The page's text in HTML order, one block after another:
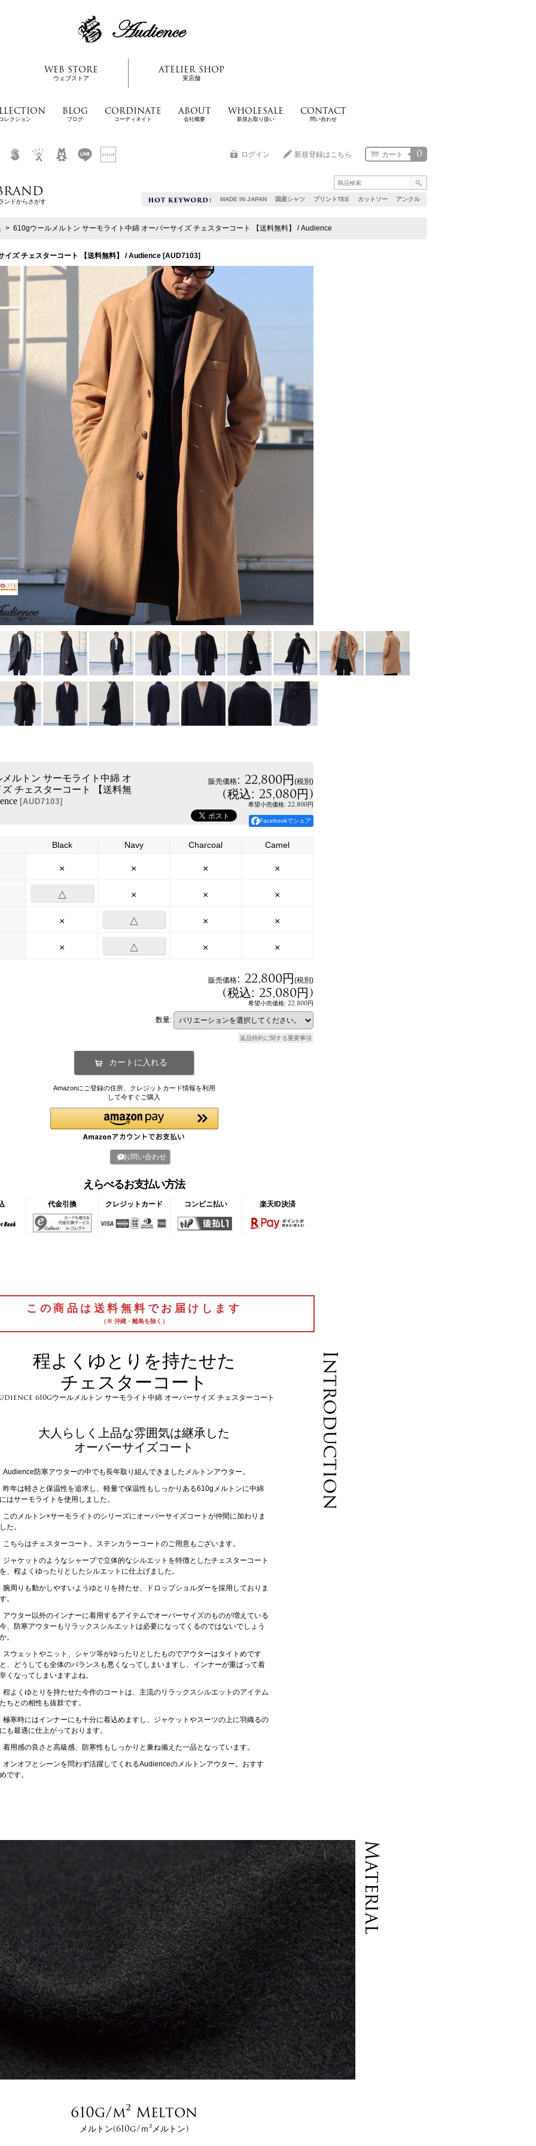
WEB STORE
ウェブストア
ATELIER SHOP
実店舗
レクション
BLOG
ブログ
CORDINATE
コーディネイト
ABOUT
会社概要
WHOLESALE
新規お取り扱い
CONTACT
問い合わせ
MADE IN JAPAN 国産シャツ プリントTEE カットソー アンクル
0
カート
ログイン 新規登録はこちら
ンドからさがす
> 610gウールメルトン サーモライト中綿 オーバーサイズ チェスターコート 【送料無料】 / Audience
イズ チェスターコート 【送料無料】 / Audience [AUD7103]
メルトン サーモライト中綿 オ
チェスターコート 【送料無
[AUD7103]
販売価格: 22,800円(税別)
(税込: 25,080円)
希望小売価格: 22,800円
Facebookでシェア
Black Navy Charcoal Camel
× × × ×
△ × × ×
× △ × ×
× △ × ×
販売価格: 22,800円(税別)
(税込: 25,080円)
希望小売価格: 22,800円
数量:
返品特約に関する重要事項
Amazonにご登録の住所、クレジットカード情報を利用
して今すぐご購入
お問い合わせ
えらべるお支払い方法
代金引換 クレジットカード コンビニ払い 楽天ID決済
この商品は送料無料でお届けします
（※ 沖縄・離島を除く）
Introduction
程よくゆとりを持たせた
チェスターコート
610gウールメルトン サーモライト中綿 オーバーサイズ チェスターコート
大人らしく上品な雰囲気は継承した
オーバーサイズコート
Audience防寒アウターの中でも長年取り組んできましたメルトンアウター。
昨年は軽さと保温性を追求し、軽量で保温性もしっかりある610gメルトンに中綿
にはサーモライトを使用しました。
このメルトン×サーモライトのシリーズにオーバーサイズコートが仲間に加わりま
した。
こちらはチェスターコート。ステンカラーコートのご用意もございます。
ジャケットのようなシャープで立体的なシルエットを特徴としたチェスターコート
を、程よくゆったりとしたシルエットに仕上げました。
腕周りも動かしやすいようゆとりを持たせ、ドロップショルダーを採用しておりま
す。
アウター以外のインナーに着用するアイテムでオーバーサイズのものが増えている
今、防寒アウターもリラックスシルエットは必要になってくるのではないでしょう
か。
スウェットやニット、シャツ等がゆったりとしたものでアウターはタイトめです
と、どうしても全体のバランスも悪くなってしまいますし、インナーが重ばって着
辛くなってしまいますよね。
程よくゆとりを持たせた今作のコートは、主流のリラックスシルエットのアイテム
たちとの相性も抜群です。
極寒時にはインナーにも十分に着込めますし、ジャケットやスーツの上に羽織るの
にも最適に仕上がっております。
着用感の良さと高級感、防寒性もしっかりと兼ね備えた一品となっています。
オンオフとシーンを問わず活躍してくれるAudienceのメルトンアウター。おすす
めです。
Material
610g/m² Melton
メルトン(610g/ｍ²メルトン)